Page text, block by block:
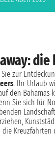
die
zur
. Ihr Urlaub
den Bahamas
Sie sich für
Kreuzfahrten